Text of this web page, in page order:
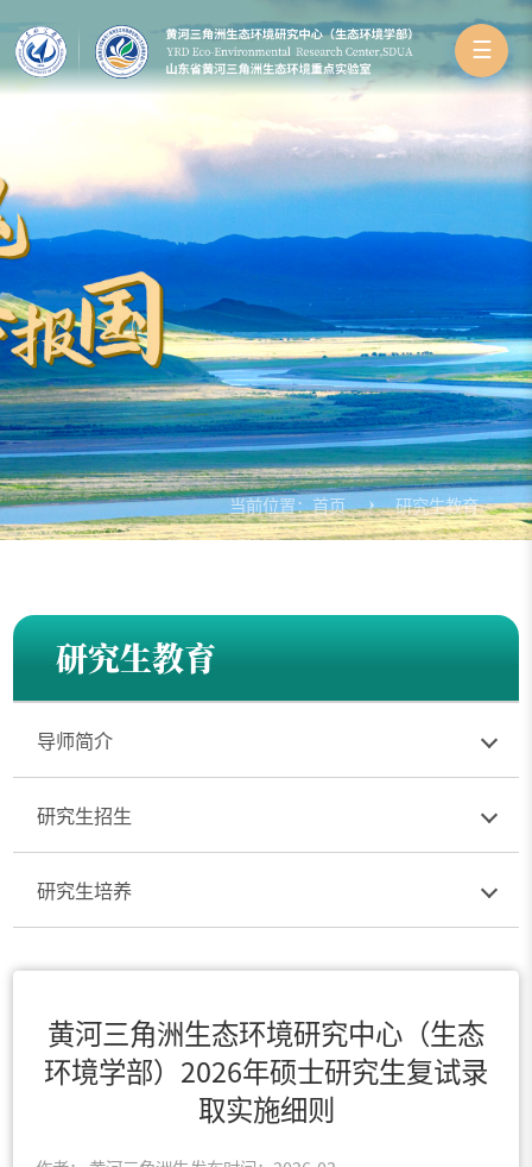
☰
当前位置：首页 研究生教育
研究生教育
导师简介
研究生招生
研究生培养
黄河三角洲生态环境研究中心（生态
环境学部）2026年硕士研究生复试录
取实施细则